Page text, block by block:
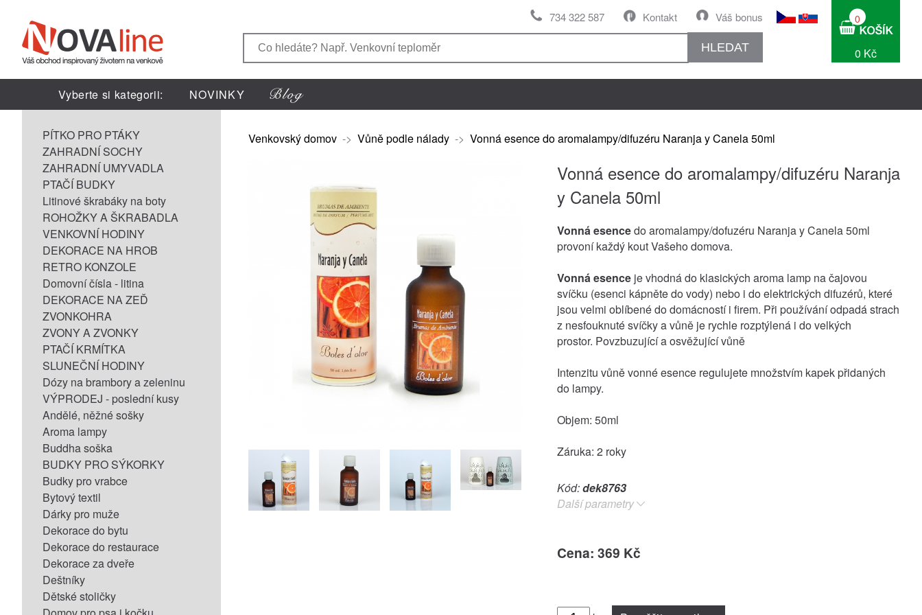
Váš bonus
Kontakt
734 322 587
HLEDAT
0
0 Kč
Vyberte si kategorii: NOVINKY
PÍTKO PRO PTÁKY
ZAHRADNÍ SOCHY
ZAHRADNÍ UMYVADLA
PTAČÍ BUDKY
Litinové škrabáky na boty
ROHOŽKY A ŠKRABADLA
VENKOVNÍ HODINY
DEKORACE NA HROB
RETRO KONZOLE
Domovní čísla - litina
DEKORACE NA ZEĎ
ZVONKOHRA
ZVONY A ZVONKY
PTAČÍ KRMÍTKA
SLUNEČNÍ HODINY
Dózy na brambory a zeleninu
VÝPRODEJ - poslední kusy
Andělé, něžné sošky
Aroma lampy
Buddha soška
BUDKY PRO SÝKORKY
Budky pro vrabce
Bytový textil
Dárky pro muže
Dekorace do bytu
Dekorace do restaurace
Dekorace za dveře
Deštníky
Dětské stoličky
Venkovský domov -> Vůně podle nálady -> Vonná esence do aromalampy/difuzéru Naranja y Canela 50ml
Vonná esence do aromalampy/difuzéru Naranja
y Canela 50ml
Vonná esencedo aromalampy/dofuzéru Naranja y Canela 50ml
provoní každý kout Vašeho domova.
Vonná esence je vhodná do klasických aroma lamp na čajovou
svíčku (esenci kápněte do vody) nebo i do elektrických difuzérů, které
jsou velmi oblíbené do domácností i firem. Při používání odpadá strach
z nesfouknuté svíčky a vůně je rychle rozptýlená i do velkých
prostor. Povzbuzující a osvěžující vůně
Intenzitu vůně vonné esence regulujete množstvím kapek přidaných
do lampy.
Objem: 50ml
Záruka: 2 roky
Kód:dek8763
Další parametry
Cena: 369 Kč